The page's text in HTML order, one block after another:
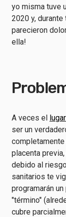
yo misma tuve
2020 y,
parecieron
ella!
A veces el
ser un
placenta
debido al
sanitarios te
programarán
"término"
cubre